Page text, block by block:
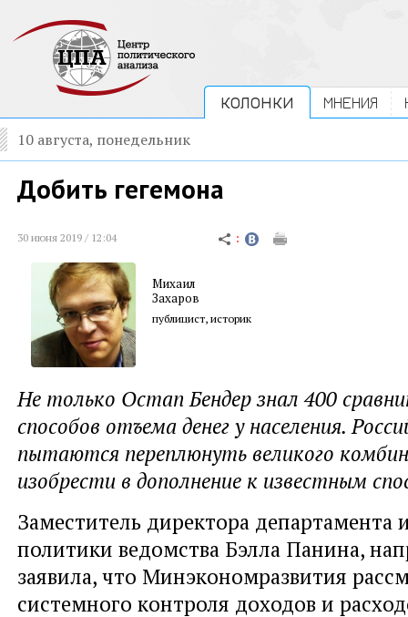
КОЛОНКИ МНЕНИЯ
10 августа, понедельник
Добить гегемона
30 июня 2019 / 12:04
Михаил
Захаров
публицист, историк
Не только Остап Бендер знал 400
способов отъема денег у населения.
пытаются переплюнуть великого
изобрести в дополнение к известным
Заместитель директора департамента
политики ведомства Бэлла Панина,
заявила, что Минэкономразвития
системного контроля доходов и